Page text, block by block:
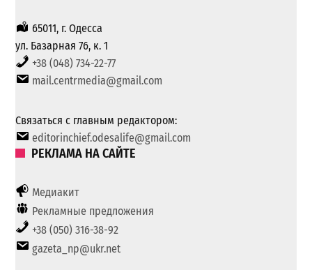
65011, г. Одесса
ул. Базарная 76, к. 1
+38 (048) 734-22-77
mail.centrmedia@gmail.com
Связаться с главным редактором:
editorinchief.odesalife@gmail.com
РЕКЛАМА НА САЙТЕ
Медиакит
Рекламные предложения
+38 (050) 316-38-92
gazeta_np@ukr.net